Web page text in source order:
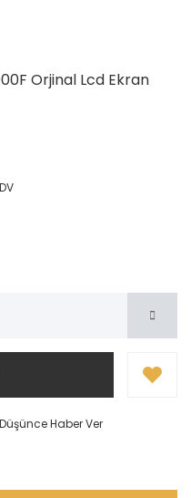
Orjinal Lcd Ekran
Haber Ver